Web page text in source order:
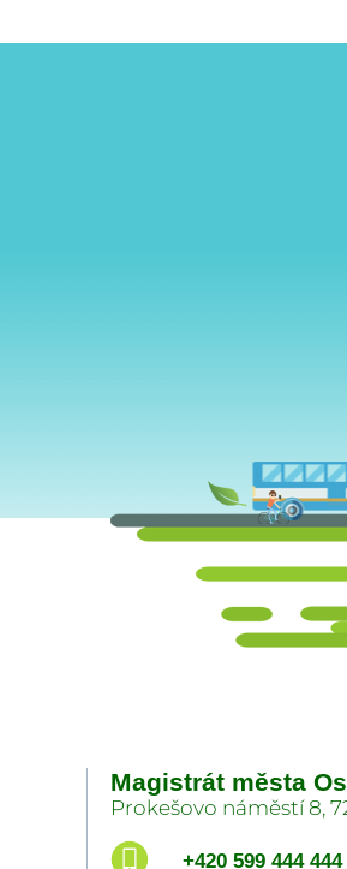
Magistrát města
Prokešovo náměstí 8,
+420 599 444 444